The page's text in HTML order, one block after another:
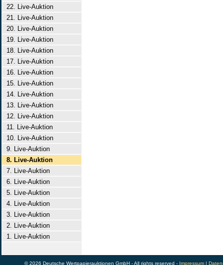
22. Live-Auktion
21. Live-Auktion
20. Live-Auktion
19. Live-Auktion
18. Live-Auktion
17. Live-Auktion
16. Live-Auktion
15. Live-Auktion
14. Live-Auktion
13. Live-Auktion
12. Live-Auktion
11. Live-Auktion
10. Live-Auktion
9. Live-Auktion
8. Live-Auktion
7. Live-Auktion
6. Live-Auktion
5. Live-Auktion
4. Live-Auktion
3. Live-Auktion
2. Live-Auktion
1. Live-Auktion
© 2026 Deutsche Wertpapierauktionen GmbH - All rights reserved - Impressum|